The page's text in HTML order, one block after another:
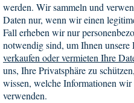
werden. Wir sammeln und
Daten nur, wenn wir einen
Fall erheben wir nur
notwendig sind, um Ihnen
verkaufen oder vermieten Ihre
uns, Ihre Privatsphäre zu
wissen, welche Informationen
verwenden.